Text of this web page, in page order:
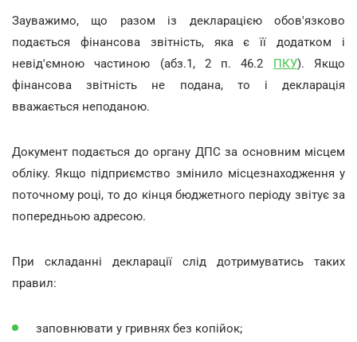
Зауважимо, що разом із декларацією обов'язково
подається фінансова звітність, яка є її додатком і
невід'ємною частиною (абз.1, 2 п. 46.2 ПКУ). Якщо
фінансова звітність не подана, то і декларація
вважається неподаною.
Документ подається до органу ДПС за основним місцем
обліку. Якщо підприємство змінило місцезнаходження у
поточному році, то до кінця бюджетного періоду звітує за
попередньою адресою.
При складанні декларації слід дотримуватись таких
правил:
заповнювати у гривнях без копійок;